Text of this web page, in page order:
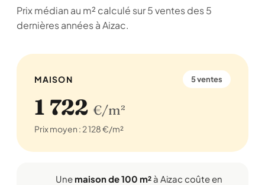
Prix médian au m² calculé sur 5 ventes des 5
dernières années à Aizac.
MAISON 5 ventes
1 722 €/m²
Prix moyen : 2 128 €/m²
Une maison de 100 m² à Aizac coûte en